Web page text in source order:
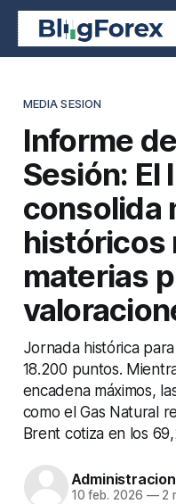
MEDIA SESION
Informe
Sesión: El
consolida
históricos
materias
Jornada histórica
18.200 puntos.
encadena máximos,
como el Gas Natural
Brent cotiza en los
10 feb. 2026 —2